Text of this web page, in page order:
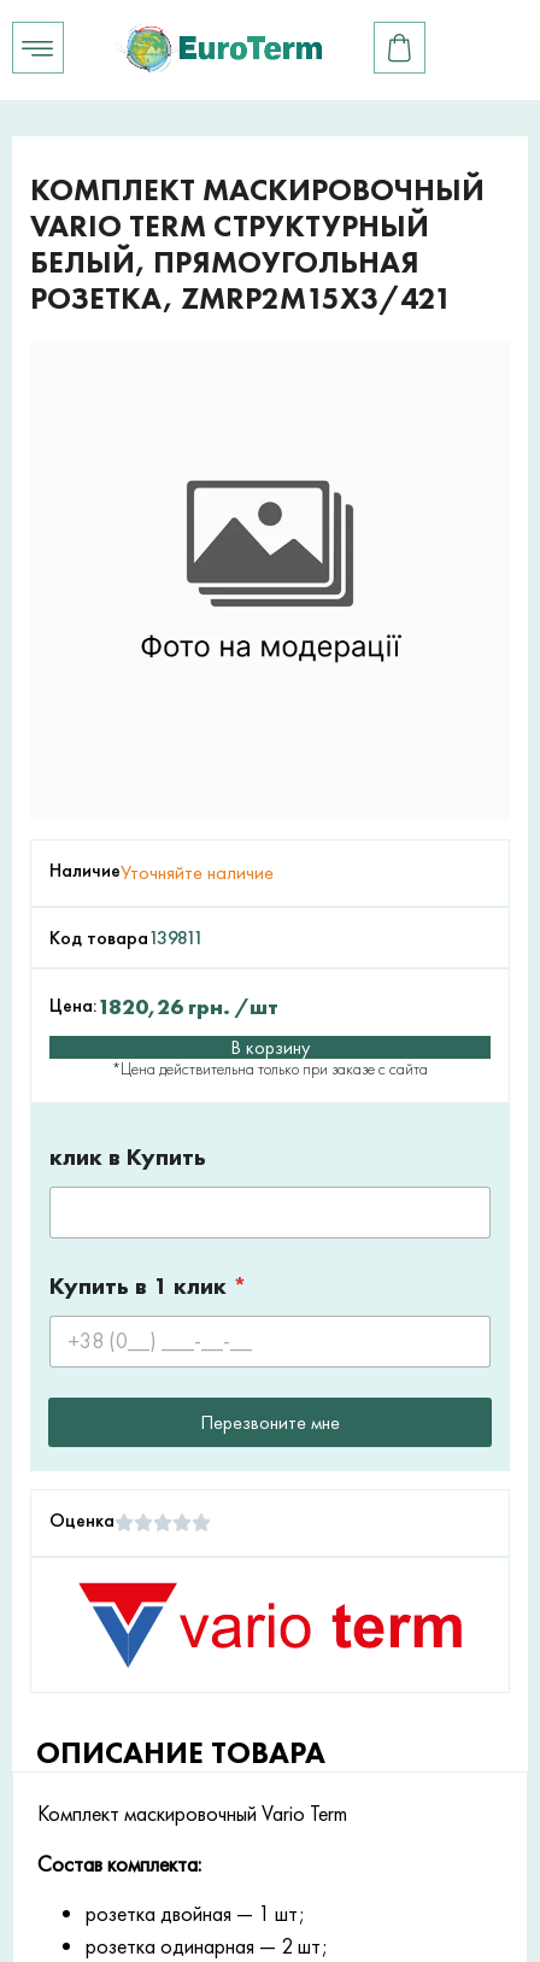
КОМПЛЕКТ МАСКИРОВОЧНЫЙ
VARIO TERM СТРУКТУРНЫЙ
БЕЛЫЙ, ПРЯМОУГОЛЬНАЯ
РОЗЕТКА, ZMRP2M15X3/421
НаличиеУточняйте наличие
Код товара139811
Цена:1820,26 грн. /шт
В корзину
*Цена действительна только при заказе с сайта
клик в Купить
Купить в 1 клик *
Перезвоните мне
Оценка
ОПИСАНИЕ ТОВАРА
Комплект маскировочный Vario Term
Состав комплекта:
розетка двойная — 1 шт;
розетка одинарная — 2 шт;